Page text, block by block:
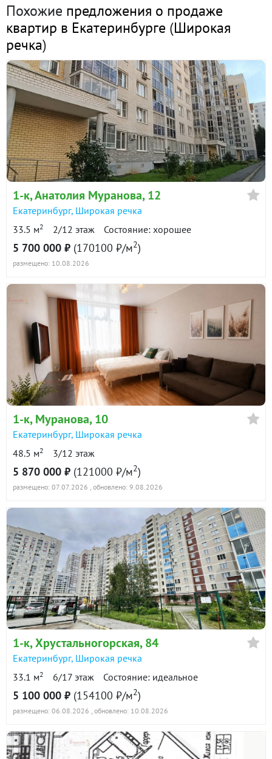
Похожие предложения о продаже
квартир в Екатеринбурге (Широкая
речка)
1-к, Анатолия Муранова, 12
Екатеринбург, Широкая речка
33.5 м2 2/12 этаж Состояние: хорошее
5 700 000 ₽ (170100 ₽/м2)
размещено: 10.08.2026
1-к, Муранова, 10
Екатеринбург, Широкая речка
48.5 м2 3/12 этаж
5 870 000 ₽ (121000 ₽/м2)
размещено: 07.07.2026 , обновлено: 9.08.2026
1-к, Хрустальногорская, 84
Екатеринбург, Широкая речка
33.1 м2 6/17 этаж Состояние: идеальное
5 100 000 ₽ (154100 ₽/м2)
размещено: 06.08.2026 , обновлено: 10.08.2026